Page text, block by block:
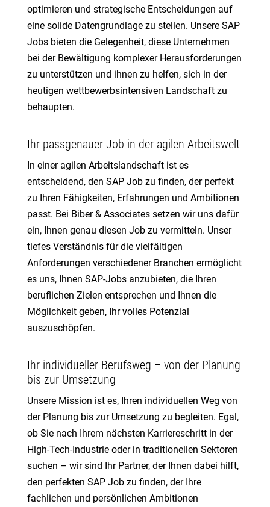
optimieren und strategische Entscheidungen auf
eine solide Datengrundlage zu stellen. Unsere SAP
Jobs bieten die Gelegenheit, diese Unternehmen
bei der Bewältigung komplexer Herausforderungen
zu unterstützen und ihnen zu helfen, sich in der
heutigen wettbewerbsintensiven Landschaft zu
behaupten.
Ihr passgenauer Job in der agilen Arbeitswelt
In einer agilen Arbeitslandschaft ist es
entscheidend, den SAP Job zu finden, der perfekt
zu Ihren Fähigkeiten, Erfahrungen und Ambitionen
passt. Bei Biber & Associates setzen wir uns dafür
ein, Ihnen genau diesen Job zu vermitteln. Unser
tiefes Verständnis für die vielfältigen
Anforderungen verschiedener Branchen ermöglicht
es uns, Ihnen SAP-Jobs anzubieten, die Ihren
beruflichen Zielen entsprechen und Ihnen die
Möglichkeit geben, Ihr volles Potenzial
auszuschöpfen.
Ihr individueller Berufsweg – von der Planung
bis zur Umsetzung
Unsere Mission ist es, Ihren individuellen Weg von
der Planung bis zur Umsetzung zu begleiten. Egal,
ob Sie nach Ihrem nächsten Karriereschritt in der
High-Tech-Industrie oder in traditionellen Sektoren
suchen – wir sind Ihr Partner, der Ihnen dabei hilft,
den perfekten SAP Job zu finden, der Ihre
fachlichen und persönlichen Ambitionen